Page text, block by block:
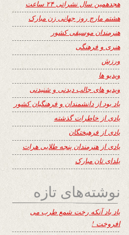
هجدهمین سال نشراتی ۲۴ ساعت
هشتم مارچ روز جهانی زن مبارک
هنرمندان موسیقی کشور
هنری و فرهنگی
ورزش
ویدیو ها
ویدیو های جالب دیدنی و شنیدنی
یاد بود از دانشمندان و فرهنگیان کشور
یادی از خاطرات گذشته
یادی از فرهیختگان
یادی از هنرمندان پنجه طلایی هرات
یلدای تان مبارک
نوشته‌های تازه
یاد باد آنکه رخت شمع طرب می
افروخت !